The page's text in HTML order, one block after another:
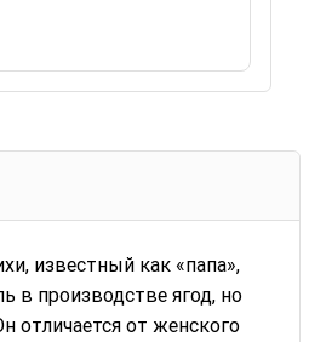
известный как «папа»,
в производстве ягод, но
отличается от женского